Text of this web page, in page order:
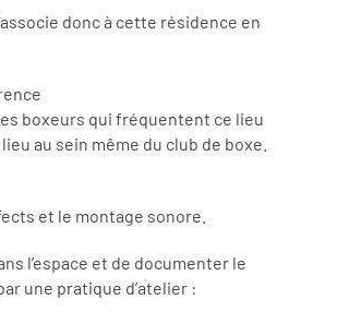
donc à cette résidence en
boxeurs qui fréquentent ce lieu
au sein même du club de boxe.
et le montage sonore.
l’espace et de documenter le
une pratique d’atelier :